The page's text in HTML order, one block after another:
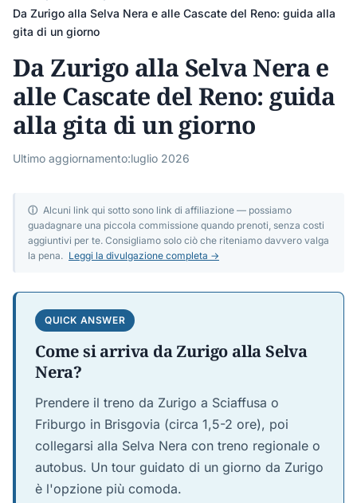
Da Zurigo alla Selva Nera e alle Cascate del Reno: guida alla
gita di un giorno
Da Zurigo alla Selva Nera e
alle Cascate del Reno: guida
alla gita di un giorno
Ultimo aggiornamento:luglio 2026
ⓘ Alcuni link qui sotto sono link di affiliazione — possiamo
guadagnare una piccola commissione quando prenoti, senza costi
aggiuntivi per te. Consigliamo solo ciò che riteniamo davvero valga
la pena. Leggi la divulgazione completa →
QUICK ANSWER
Come si arriva da Zurigo alla Selva
Nera?
Prendere il treno da Zurigo a Sciaffusa o
Friburgo in Brisgovia (circa 1,5-2 ore), poi
collegarsi alla Selva Nera con treno regionale o
autobus. Un tour guidato di un giorno da Zurigo
è l'opzione più comoda.